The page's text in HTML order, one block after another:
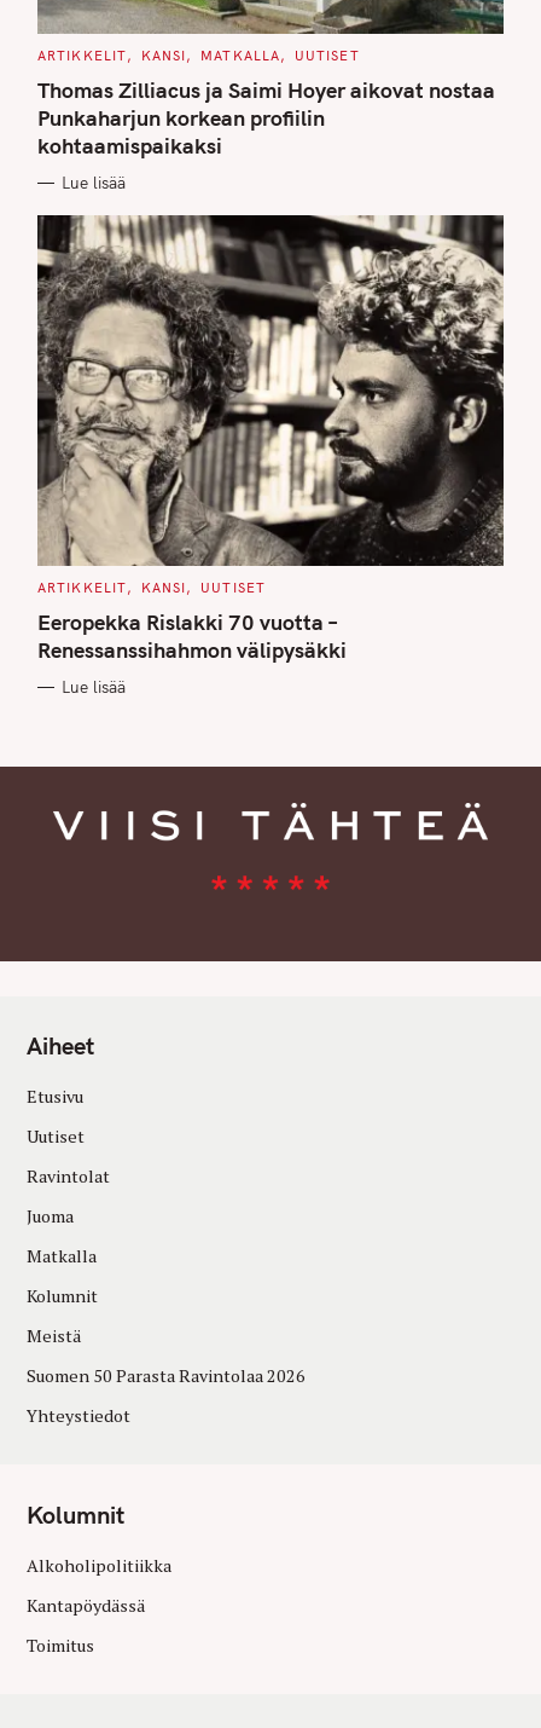
C
T
E
G
O
R
I
S
ARTIKKELIT KANSI MATKALLA UUTISET
Thomas Zilliacus ja Saimi Hoyer aikovat nostaa
Punkaharjun korkean profiilin
kohtaamispaikaksi
Lue lisää
C
T
E
G
O
I
ARTIKKELIT KANSI UUTISET
Eeropekka Rislakki 70 vuotta –
Renessanssihahmon välipysäkki
Lue lisää
Aiheet
Etusivu
Uutiset
Ravintolat
Juoma
Matkalla
Kolumnit
Meistä
Suomen 50 Parasta Ravintolaa 2026
Yhteystiedot
Kolumnit
Alkoholipolitiikka
Kantapöydässä
Toimitus